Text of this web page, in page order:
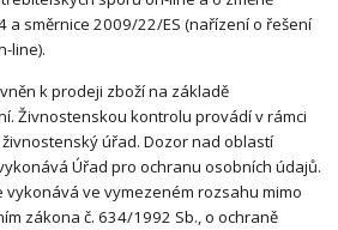
a směrnice 2009/22/ES (nařízení o řešení
line).
k prodeji zboží na základě
Živnostenskou kontrolu provádí v rámci
úřad. Dozor nad oblastí
Úřad pro ochranu osobních údajů.
vykonává ve vymezeném rozsahu mimo
zákona č. 634/1992 Sb., o ochraně